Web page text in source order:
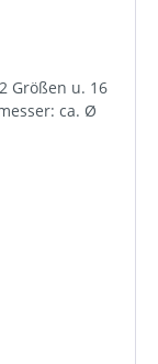
Größen u. 16
ca. Ø